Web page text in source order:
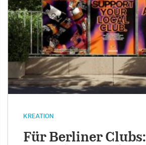
KREATION
Für Berliner Clubs: